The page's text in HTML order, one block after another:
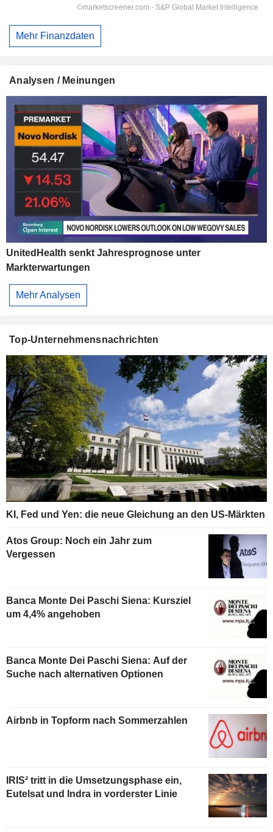
Mehr Finanzdaten
Analysen / Meinungen
UnitedHealth senkt Jahresprognose unter
Markterwartungen
Mehr Analysen
Top-Unternehmensnachrichten
KI, Fed und Yen: die neue Gleichung an den US-Märkten
Atos Group: Noch ein Jahr zum
Vergessen
Banca Monte Dei Paschi Siena: Kursziel
um 4,4% angehoben
Banca Monte Dei Paschi Siena: Auf der
Suche nach alternativen Optionen
Airbnb in Topform nach Sommerzahlen
IRIS² tritt in die Umsetzungsphase ein,
Eutelsat und Indra in vorderster Linie